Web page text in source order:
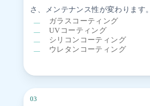
さ、メンテナンス性が変わります。
ガラスコーティング
UVコーティング
シリコンコーティング
ウレタンコーティング
03